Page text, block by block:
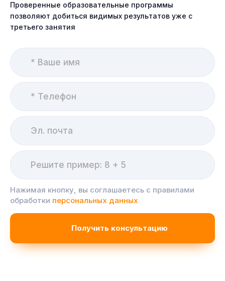
Проверенные образовательные программы
позволяют добиться видимых результатов уже с
третьего занятия
Нажимая кнопку, вы соглашаетесь с правилами
обработки персональных данных